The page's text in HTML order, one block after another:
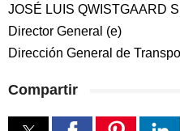
JOSÉ LUIS QWISTGAARD
Director General (e)
Dirección General de
Compartir